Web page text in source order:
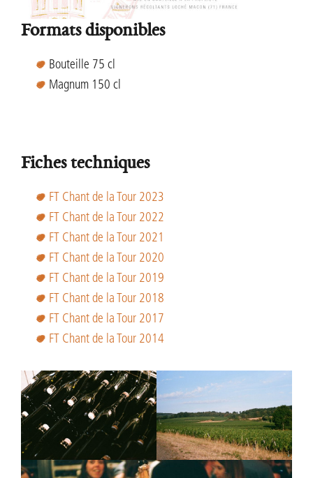
Formats disponibles
Bouteille 75 cl
Magnum 150 cl
Fiches techniques
FT Chant de la Tour 2023
FT Chant de la Tour 2022
FT Chant de la Tour 2021
FT Chant de la Tour 2020
FT Chant de la Tour 2019
FT Chant de la Tour 2018
FT Chant de la Tour 2017
FT Chant de la Tour 2014